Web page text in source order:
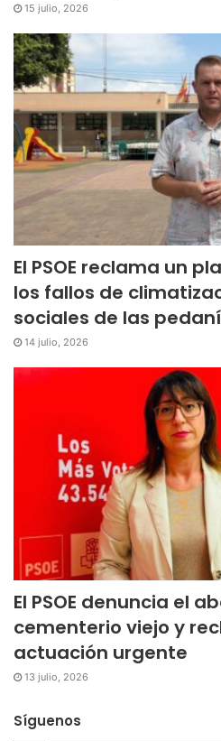
15 julio, 2026
El PSOE reclama un
los fallos de
sociales de las
14 julio, 2026
El PSOE denuncia el
cementerio viejo y
actuación urgente
13 julio, 2026
Síguenos